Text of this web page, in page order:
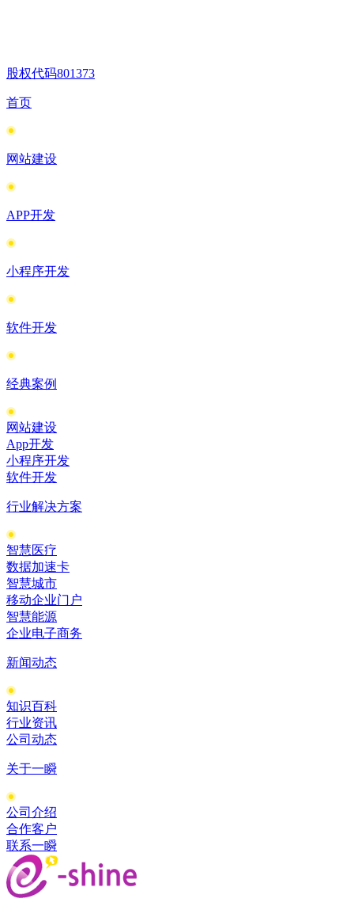
股权代码801373
首页
网站建设
APP开发
小程序开发
软件开发
经典案例
网站建设
App开发
小程序开发
软件开发
行业解决方案
智慧医疗
数据加速卡
智慧城市
移动企业门户
智慧能源
企业电子商务
新闻动态
知识百科
行业资讯
公司动态
关于一瞬
公司介绍
合作客户
联系一瞬